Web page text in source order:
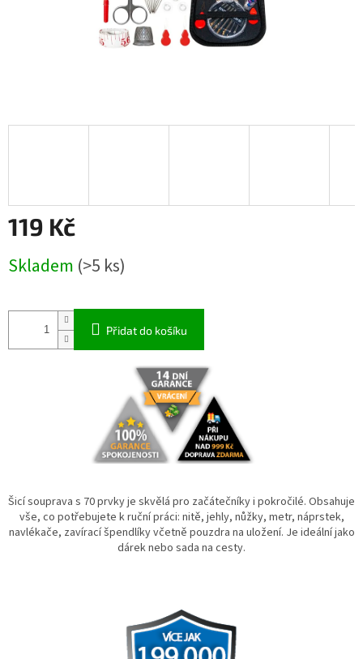
119 Kč
cena:
Skladem (>5 ks)
Přidat do košíku
Šicí souprava s 70 prvky je skvělá pro začátečníky i pokročilé. Obsahuje
vše, co potřebujete k ruční práci: nitě, jehly, nůžky, metr, náprstek,
navlékače, zavírací špendlíky včetně pouzdra na uložení. Je ideální jako
dárek nebo sada na cesty.